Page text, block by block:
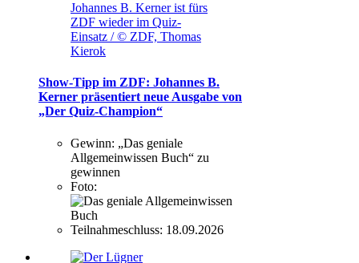
Johannes B. Kerner ist fürs
ZDF wieder im Quiz-
Einsatz / © ZDF, Thomas
Kierok
Show-Tipp im ZDF: Johannes B.
Kerner präsentiert neue Ausgabe von
„Der Quiz-Champion“
Gewinn: „Das geniale
Allgemeinwissen Buch“ zu
gewinnen
Foto:
Teilnahmeschluss: 18.09.2026